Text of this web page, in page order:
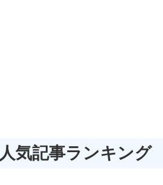
人気記事ランキング